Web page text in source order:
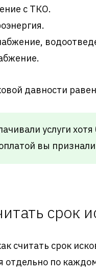
с ТКО.
давности
услуги
вы
срок
считать срок
отдельно по